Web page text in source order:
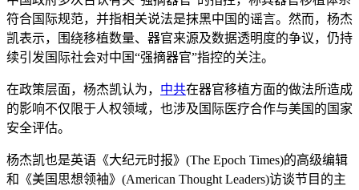
符合国际规范，并指相关说法是抹黑中国的谣言。然而，杨杰
凯表示，围绕移植数量、器官来源及数据透明度的争议，仍持
续引发国际社会对中国“强摘器官”指控的关注。
在政策层面，杨杰凯认为， 中共在器官移植方面的做法所造成
的影响不仅限于人权领域，也涉及国际医疗合作与美国的国家
安全评估。
杨杰凯也是英语《大纪元时报》(The Epoch Times)的高级编辑
和《美国思想领袖》(American Thought Leaders)访谈节目的主